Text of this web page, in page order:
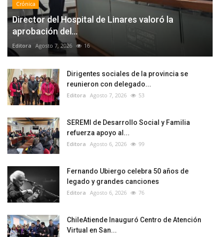
Crónica
Director del Hospital de Linares valoró la
aprobación del...
Editora Agosto 7, 2026 16
Dirigentes sociales de la provincia se
reunieron con delegado...
Editora Agosto 7, 2026 53
SEREMI de Desarrollo Social y Familia
refuerza apoyo al...
Editora Agosto 6, 2026 99
Fernando Ubiergo celebra 50 años de
legado y grandes canciones
Editora Agosto 6, 2026 76
ChileAtiende Inauguró Centro de Atención
Virtual en San...